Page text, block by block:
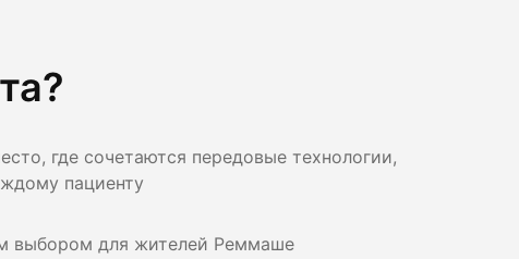
где сочетаются передовые технологии,
пациенту
выбором для жителей Реммаше